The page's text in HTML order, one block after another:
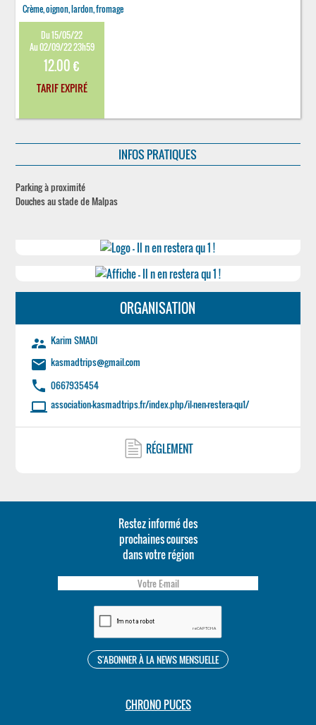
Crème, oignon, lardon, fromage
Du 15/05/22
Au 02/09/22 23h59
12.00 €
TARIF EXPIRÉ
INFOS PRATIQUES
Parking à proximité
Douches au stade de Malpas
ORGANISATION
supervisor_account Karim SMADI
email kasmadtrips@gmail.com
phone 0667935454
laptop association-kasmadtrips.fr/index.php/il-nen-restera-qu1/
RÉGLEMENT
Restez informé des
prochaines courses
dans votre région
CHRONO PUCES